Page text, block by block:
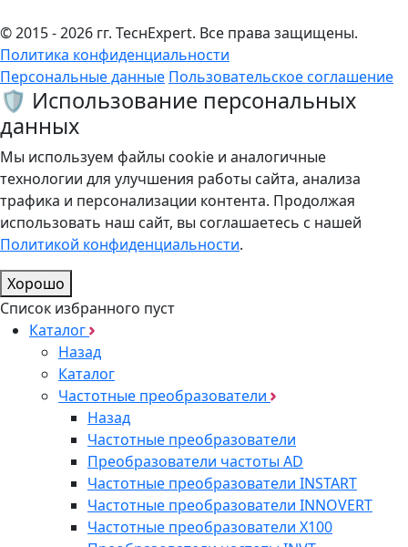
© 2015 - 2026 гг. ТеcнExpert. Все права защищены.
Политика конфиденциальности
Персональные данные Пользовательское соглашение
🛡️ Использование персональных
данных
Мы используем файлы cookie и аналогичные
технологии для улучшения работы сайта, анализа
трафика и персонализации контента. Продолжая
использовать наш сайт, вы соглашаетесь с нашей
Политикой конфиденциальности.
Хорошо
Список избранного пуст
Каталог
Назад
Каталог
Частотные преобразователи
Назад
Частотные преобразователи
Преобразователи частоты AD
Частотные преобразователи INSTART
Частотные преобразователи INNOVERT
Частотные преобразователи Х100